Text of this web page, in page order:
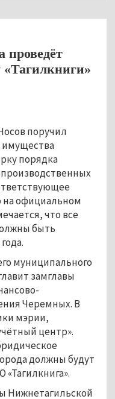
проведёт
поручил
порядка
на официальном
что все
быть
муниципального
замглавы
Черемных. В
мэрии,
центр».
должны будут
Нижнетагильской